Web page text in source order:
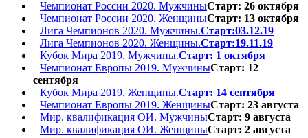
Чемпионат России 2020. МужчиныСтарт: 26 октября
Чемпионат России 2020. ЖенщиныСтарт: 13 октября
Лига Чемпионов 2020. Мужчины.Старт:03.12.19
Лига Чемпионов 2020. Женщины.Старт:19.11.19
Кубок Мира 2019. Мужчины.Старт: 1 октября
Чемпионат Европы 2019. МужчиныСтарт: 12
сентября
Кубок Мира 2019. Женщины.Старт: 14 сентября
Чемпионат Европы 2019. ЖенщиныСтарт: 23 августа
Мир. квалификация ОИ. МужчиныСтарт: 9 августа
Мир. квалификация ОИ. ЖенщиныСтарт: 2 августа